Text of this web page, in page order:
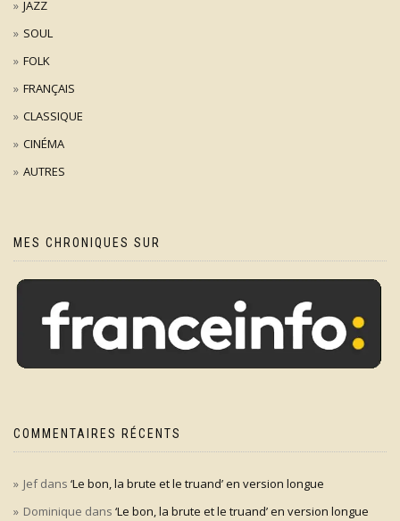
JAZZ
SOUL
FOLK
FRANÇAIS
CLASSIQUE
CINÉMA
AUTRES
MES CHRONIQUES SUR
COMMENTAIRES RÉCENTS
Jefdans ‘Le bon, la brute et le truand’ en version longue
Dominique dans ‘Le bon, la brute et le truand’ en version longue